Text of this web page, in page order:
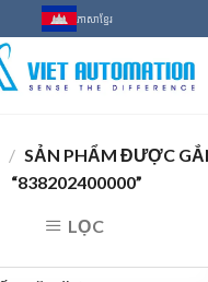
ភាសាខ្មែរ
/ SẢN PHẨM ĐƯỢC
“838202400000”
LỌC